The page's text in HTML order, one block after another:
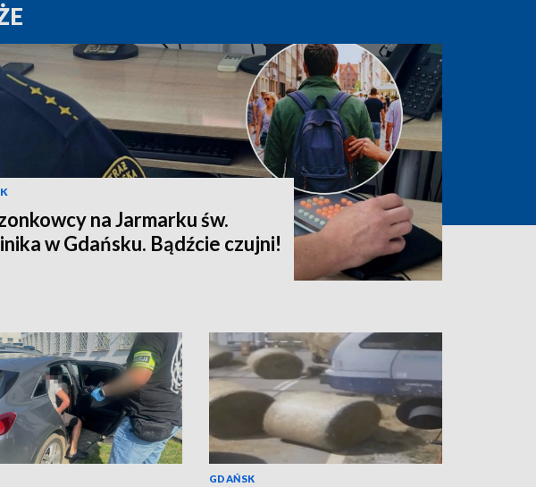
na Jarmarku św.
w Gdańsku. Bądźcie czujni!
GDAŃSK